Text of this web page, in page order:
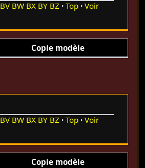
BV BW BX BY BZ Top
Voir
Copie modèle
BV BW BX BY BZ Top
Voir
Copie modèle